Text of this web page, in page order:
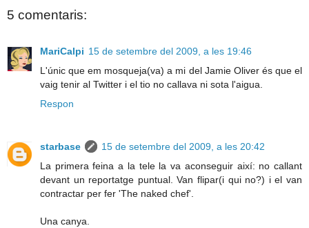
5 comentaris:
MariCalpi 15 de setembre del 2009, a les 19:46
L'únic que em mosqueja(va) a mi del Jamie Oliver és que el
vaig tenir al Twitter i el tio no callava ni sota l'aigua.
Respon
starbase
15 de setembre del 2009, a les 20:42
La primera feina a la tele la va aconseguir així: no callant
devant un reportatge puntual. Van flipar(i qui no?) i el van
contractar per fer 'The naked chef'.
Una canya.